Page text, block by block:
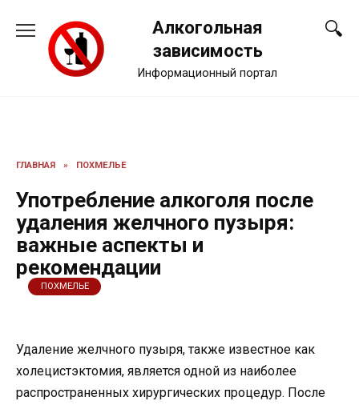
содержанию
Алкогольная
зависимость
Информационный портал
ГЛАВНАЯ » ПОХМЕЛЬЕ
Употребление алкоголя после
удаления желчного пузыря:
важные аспекты и
рекомендации
ПОХМЕЛЬЕ
Удаление желчного пузыря, также известное как
холецистэктомия, является одной из наиболее
распространенных хирургических процедур. После